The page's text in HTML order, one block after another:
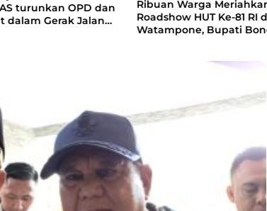
turunkan OPD dan
Gerak Jalan
Ribuan Warga Meriahkan
Roadshow HUT Ke-81 RI di
Watampone, Bupati Bone
Semangat Membangun